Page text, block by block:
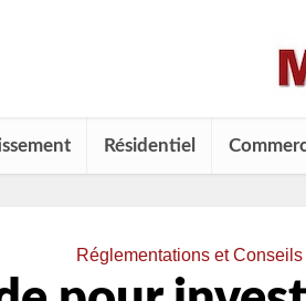
Résidentiel
Réglementations et